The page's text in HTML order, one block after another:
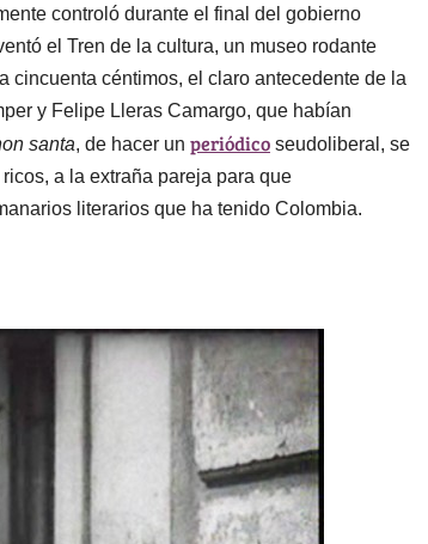
controló durante el final del gobierno
el Tren de la cultura, un museo rodante
cincuenta céntimos, el claro antecedente de la
y Felipe Lleras Camargo, que habían
santa, de hacer un periódico seudoliberal, se
a la extraña pareja para que
literarios que ha tenido Colombia.